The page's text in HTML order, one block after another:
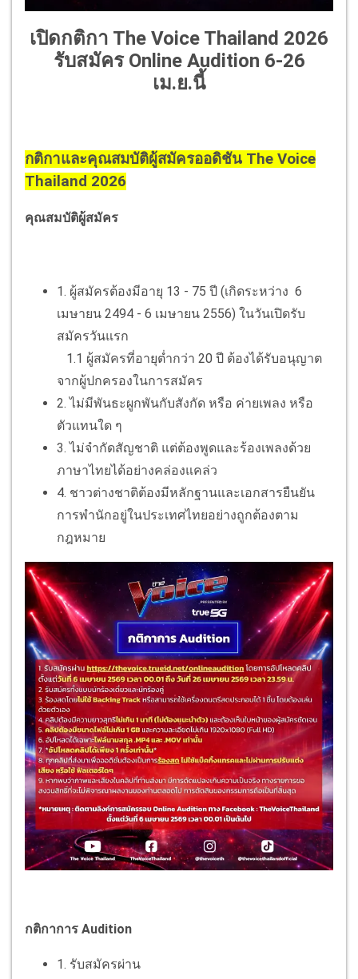
เปิดกติกา The Voice Thailand 2026
รับสมัคร Online Audition 6-26
เม.ย.นี้
กติกาและคุณสมบัติผู้สมัครออดิชัน The Voice
Thailand 2026
คุณสมบัติผู้สมัคร
1. ผู้สมัครต้องมีอายุ 13 - 75 ปี (เกิดระหว่าง 6
เมษายน 2494 - 6 เมษายน 2556) ในวันเปิดรับ
สมัครวันแรก
1.1 ผู้สมัครที่อายุต่ำกว่า 20 ปี ต้องได้รับอนุญาต
จากผู้ปกครองในการสมัคร
2. ไม่มีพันธะผูกพันกับสังกัด หรือ ค่ายเพลง หรือ
ตัวแทนใด ๆ
3. ไม่จำกัดสัญชาติ แต่ต้องพูดและร้องเพลงด้วย
ภาษาไทยได้อย่างคล่องแคล่ว
4. ชาวต่างชาติต้องมีหลักฐานและเอกสารยืนยัน
การพำนักอยู่ในประเทศไทยอย่างถูกต้องตาม
กฎหมาย
กติกาการ Audition
1. รับสมัครผ่าน